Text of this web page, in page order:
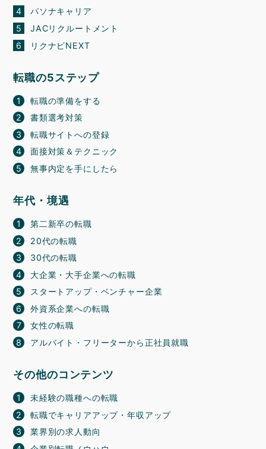
パソナキャリア
JACリクルートメント
リクナビNEXT
転職の5ステップ
転職の準備をする
書類選考対策
転職サイトへの登録
面接対策＆テクニック
無事内定を手にしたら
年代・境遇
第二新卒の転職
20代の転職
30代の転職
大企業・大手企業への転職
スタートアップ・ベンチャー企業
外資系企業への転職
女性の転職
アルバイト・フリーターから正社員就職
その他のコンテンツ
未経験の職種への転職
転職でキャリアアップ・年収アップ
業界別の求人動向